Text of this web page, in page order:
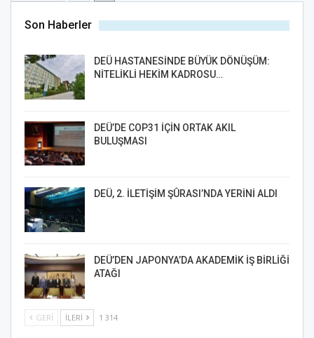
Son Haberler
DEÜ HASTANESİNDE BÜYÜK DÖNÜŞÜM:
NİTELİKLİ HEKİM KADROSU…
DEÜ’DE COP31 İÇİN ORTAK AKIL
BULUŞMASI
DEÜ, 2. İLETİŞİM ŞÛRASI’NDA YERİNİ ALDI
DEÜ’DEN JAPONYA’DA AKADEMİK İŞ BİRLİĞİ
ATAĞI
GERI İLERI 1 314